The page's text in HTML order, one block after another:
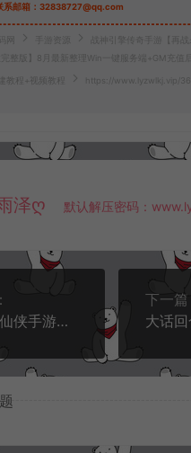
系邮箱：32838727@qq.com
网 手游资源
战神引擎传奇手游【再战
完整版】8月最新整理Win一键服务端+GM充值
教程+视频教程 https://www.lyzwlkj.vip/
泽ღ 默认解压密码：
唯美3D仙侠手游【天之禁-契约战歌多区跨服版】8月最新整理Win一键服务端+管理后台+CDK授权后台+空数据库+安卓+详细搭建教程+视频教程
下一篇